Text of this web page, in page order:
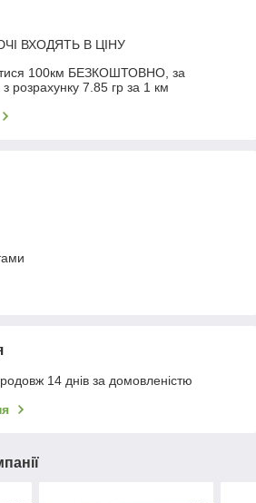
ВХОДЯТЬ В ЦІНУ
100км БЕЗКОШТОВНО, за
розрахунку 7.85 гр за 1 км
14 днів за домовленістю